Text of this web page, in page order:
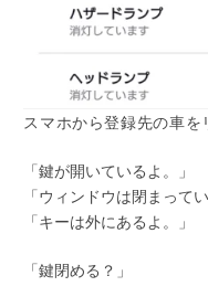
スマホから登録先の車
「鍵が開いているよ。」
「ウィンドウは閉まって
「キーは外にあるよ。」
「鍵閉める？」